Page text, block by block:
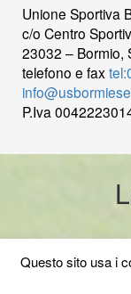
Unione Sportiva
c/o Centro
23032 – Bormio,
telefono e fax
P.Iva
Pembuatan
Questo sito usa i